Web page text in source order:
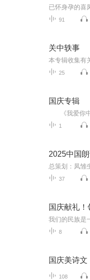
91
关中轶事
25
国庆专辑
1
2025中国
37
国庆献礼
8
国庆美诗文
108